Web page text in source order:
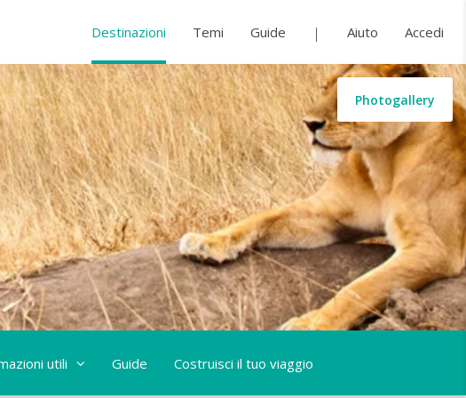
Destinazioni Temi Guide Aiuto Accedi
Photogallery
utili Guide Costruisci il tuo viaggio